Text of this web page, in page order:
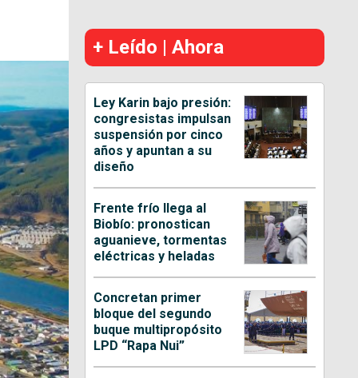
+ Leído | Ahora
Ley Karin bajo presión:
congresistas impulsan
suspensión por cinco
años y apuntan a su
diseño
Frente frío llega al
Biobío: pronostican
aguanieve, tormentas
eléctricas y heladas
Concretan primer
bloque del segundo
buque multipropósito
LPD “Rapa Nui”